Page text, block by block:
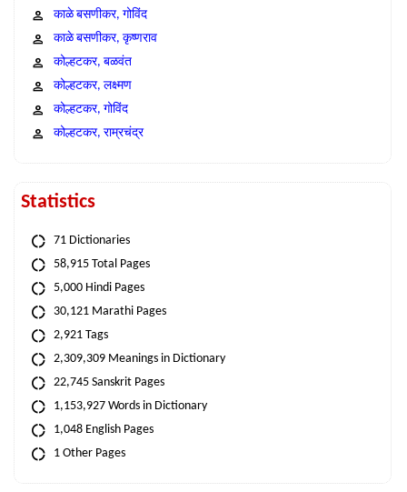
काळे बसणीकर, गोविंद
काळे बसणीकर, कृष्णराव
कोल्हटकर, बळवंत
कोल्हटकर, लक्ष्मण
कोल्हटकर, गोविंद
कोल्हटकर, राम्रचंद्र
Statistics
71 Dictionaries
58,915 Total Pages
5,000 Hindi Pages
30,121 Marathi Pages
2,921 Tags
2,309,309 Meanings in Dictionary
22,745 Sanskrit Pages
1,153,927 Words in Dictionary
1,048 English Pages
1 Other Pages